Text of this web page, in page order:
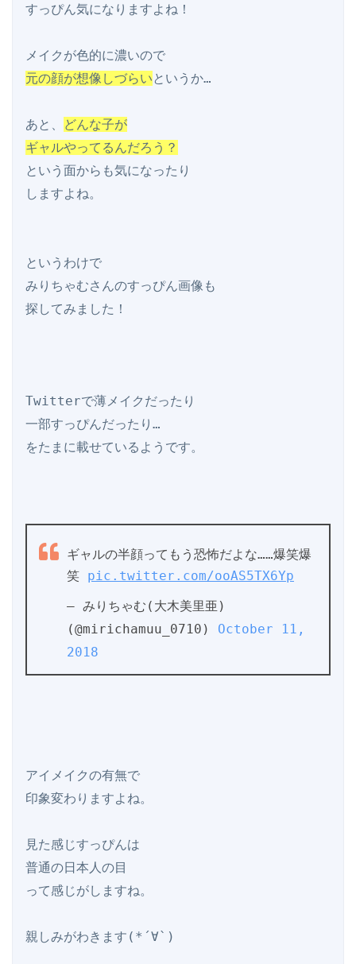
すっぴん気になりますよね！
元の顔が想像しづらい というか…
あと、
どんな子が
ギャルやってるんだろう？
という面からも気になったり
しますよね。
というわけで
みりちゃむさんのすっぴん画像も
探してみました！
Twitterで薄メイクだったり
一部すっぴんだったり…
をたまに載せているようです。
ギャルの半顔ってもう恐怖だよな……爆笑爆
笑 pic.twitter.com/ooAS5TX6Yp
— みりちゃむ(大木美里亜)
(@mirichamuu_0710) October 11,
2018
アイメイクの有無で
印象変わりますよね。
見た感じすっぴんは
普通の日本人の目
って感じがしますね。
親しみがわきます(*´∀`)